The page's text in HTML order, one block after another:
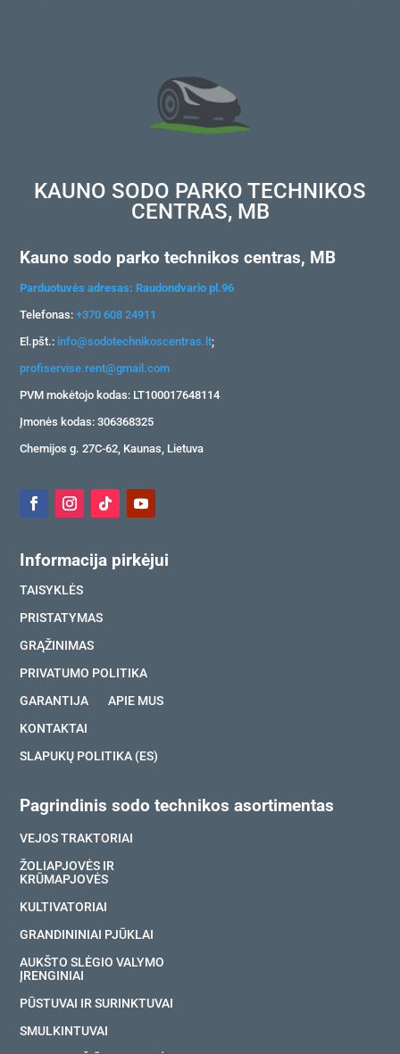
KAUNO SODO PARKO TECHNIKOS
CENTRAS, MB
Kauno sodo parko technikos centras, MB
Parduotuvės adresas: Raudondvario pl.96
Telefonas:+370 608 24911
El.pšt.: info@sodotechnikoscentras.lt;
profiservise.rent@gmail.com
PVM mokėtojo kodas: LT100017648114
Įmonės kodas: 306368325
Chemijos g. 27C-62, Kaunas, Lietuva
Informacija pirkėjui
TAISYKLĖS
PRISTATYMAS
GRĄŽINIMAS
PRIVATUMO POLITIKA
GARANTIJA
APIE MUS
KONTAKTAI
SLAPUKŲ POLITIKA (ES)
Pagrindinis sodo technikos asortimentas
VEJOS TRAKTORIAI
ŽOLIAPJOVĖS IR
KRŪMAPJOVĖS
KULTIVATORIAI
GRANDININIAI PJŪKLAI
AUKŠTO SLĖGIO VALYMO
ĮRENGINIAI
PŪSTUVAI IR SURINKTUVAI
SMULKINTUVAI